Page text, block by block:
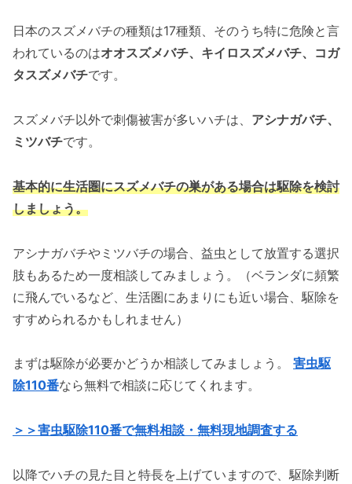
日本のスズメバチの種類は17種類、そのうち特に危険と言
われているのはオオスズメバチ、キイロスズメバチ、コガ
タスズメバチです。
スズメバチ以外で刺傷被害が多いハチは、 アシナガバチ、
ミツバチです。
基本的に生活圏にスズメバチの巣がある場合は駆除を検討
しましょう。
アシナガバチやミツバチの場合、益虫として放置する選択
肢もあるため一度相談してみましょう。（ベランダに頻繁
に飛んでいるなど、生活圏にあまりにも近い場合、駆除を
すすめられるかもしれません）
まずは駆除が必要かどうか相談してみましょう。 害虫駆
除110番なら無料で相談に応じてくれます。
＞＞害虫駆除110番で無料相談・無料現地調査する
以降でハチの見た目と特長を上げていますので、駆除判断